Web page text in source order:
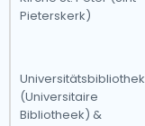
Pieterskerk)
Universitätsbibliothek
(Universitaire
Bibliotheek) &